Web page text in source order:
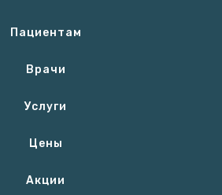
Пациентам
Врачи
Услуги
Цены
Акции